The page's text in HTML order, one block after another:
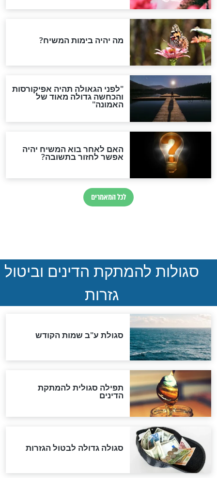
מידת הביטחון
תורה?"
חדשות יהדות
הותר לפרסום: לוחמי מילואים
ההסכם החשאי של טראמפ
ואיראן: בלי שקיפות ועם הרבה
סימני שאלה
במרתפי מוסקבה: כתב היד
הנדיר של הרשב"ם התגלה
"מודה לקב"ה על כל השנים"
לכל המאמרים
אחרית הימים
האם אפשר לחשב את הקץ?